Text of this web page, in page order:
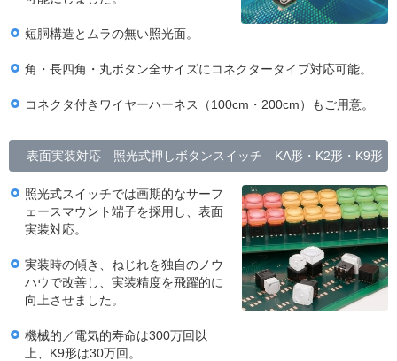
短胴構造とムラの無い照光面。
角・長四角・丸ボタン全サイズにコネクタータイプ対応可能。
コネクタ付きワイヤーハーネス（100cm・200cm）もご用意。
表面実装対応 照光式押しボタンスイッチ KA形・K2形・K9形
照光式スイッチでは画期的なサーフ
ェースマウント端子を採用し、表面
実装対応。
実装時の傾き、ねじれを独自のノウ
ハウで改善し、実装精度を飛躍的に
向上させました。
機械的／電気的寿命は300万回以
上、K9形は30万回。